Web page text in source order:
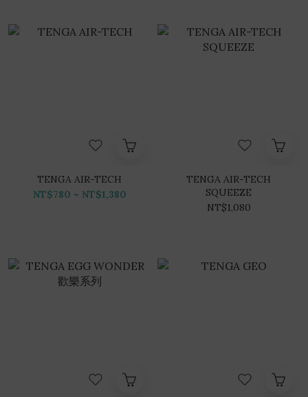
TENGA AIR-TECH
NT$780 ~ NT$1,380
TENGA AIR-TECH
SQUEEZE
NT$1,080